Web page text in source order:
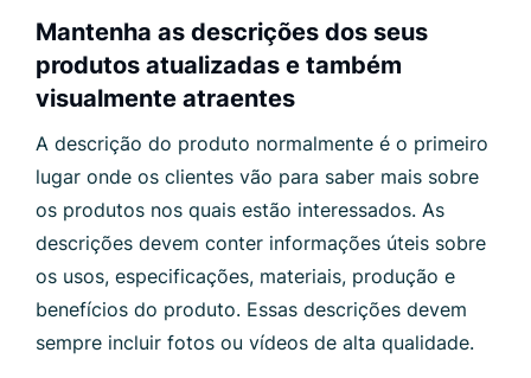
Mantenha as descrições dos seus
produtos atualizadas e também
visualmente atraentes
A descrição do produto normalmente é o primeiro
lugar onde os clientes vão para saber mais sobre
os produtos nos quais estão interessados. As
descrições devem conter informações úteis sobre
os usos, especificações, materiais, produção e
benefícios do produto. Essas descrições devem
sempre incluir fotos ou vídeos de alta qualidade.